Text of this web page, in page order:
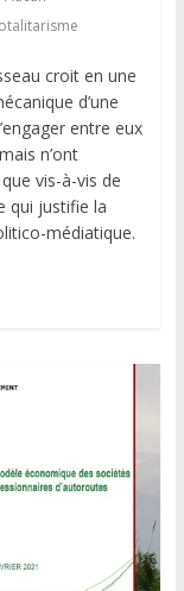
croit en une
d’une
entre eux
n’ont
vis-à-vis de
qui justifie la
médiatique.